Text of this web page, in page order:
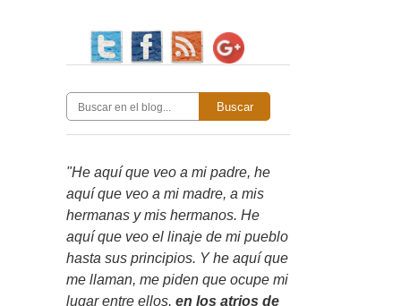
Buscar
"He aquí que veo a mi padre, he
aquí que veo a mi madre, a mis
hermanas y mis hermanos. He
aquí que veo el linaje de mi pueblo
hasta sus principios. Y he aquí que
me llaman, me piden que ocupe mi
lugar entre ellos, en los atrios de